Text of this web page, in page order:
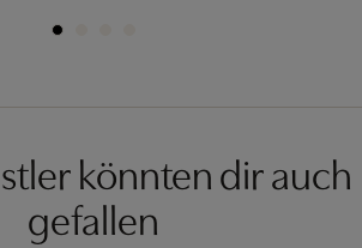
könnten dir auch
gefallen